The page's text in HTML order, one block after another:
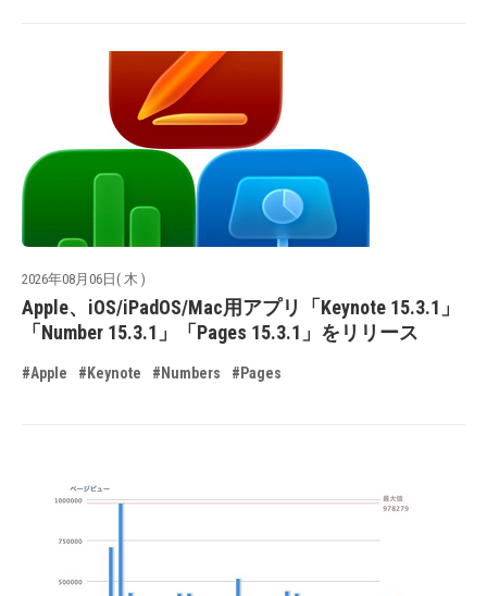
2026年08月06日( 木 )
Apple、iOS/iPadOS/Mac用アプリ「Keynote 15.3.1」
「Number 15.3.1」「Pages 15.3.1」をリリース
#Apple #Keynote #Numbers #Pages